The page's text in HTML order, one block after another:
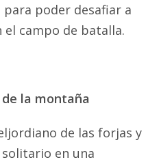
para poder desafiar a
campo de batalla.
la montaña
de las forjas y
en una